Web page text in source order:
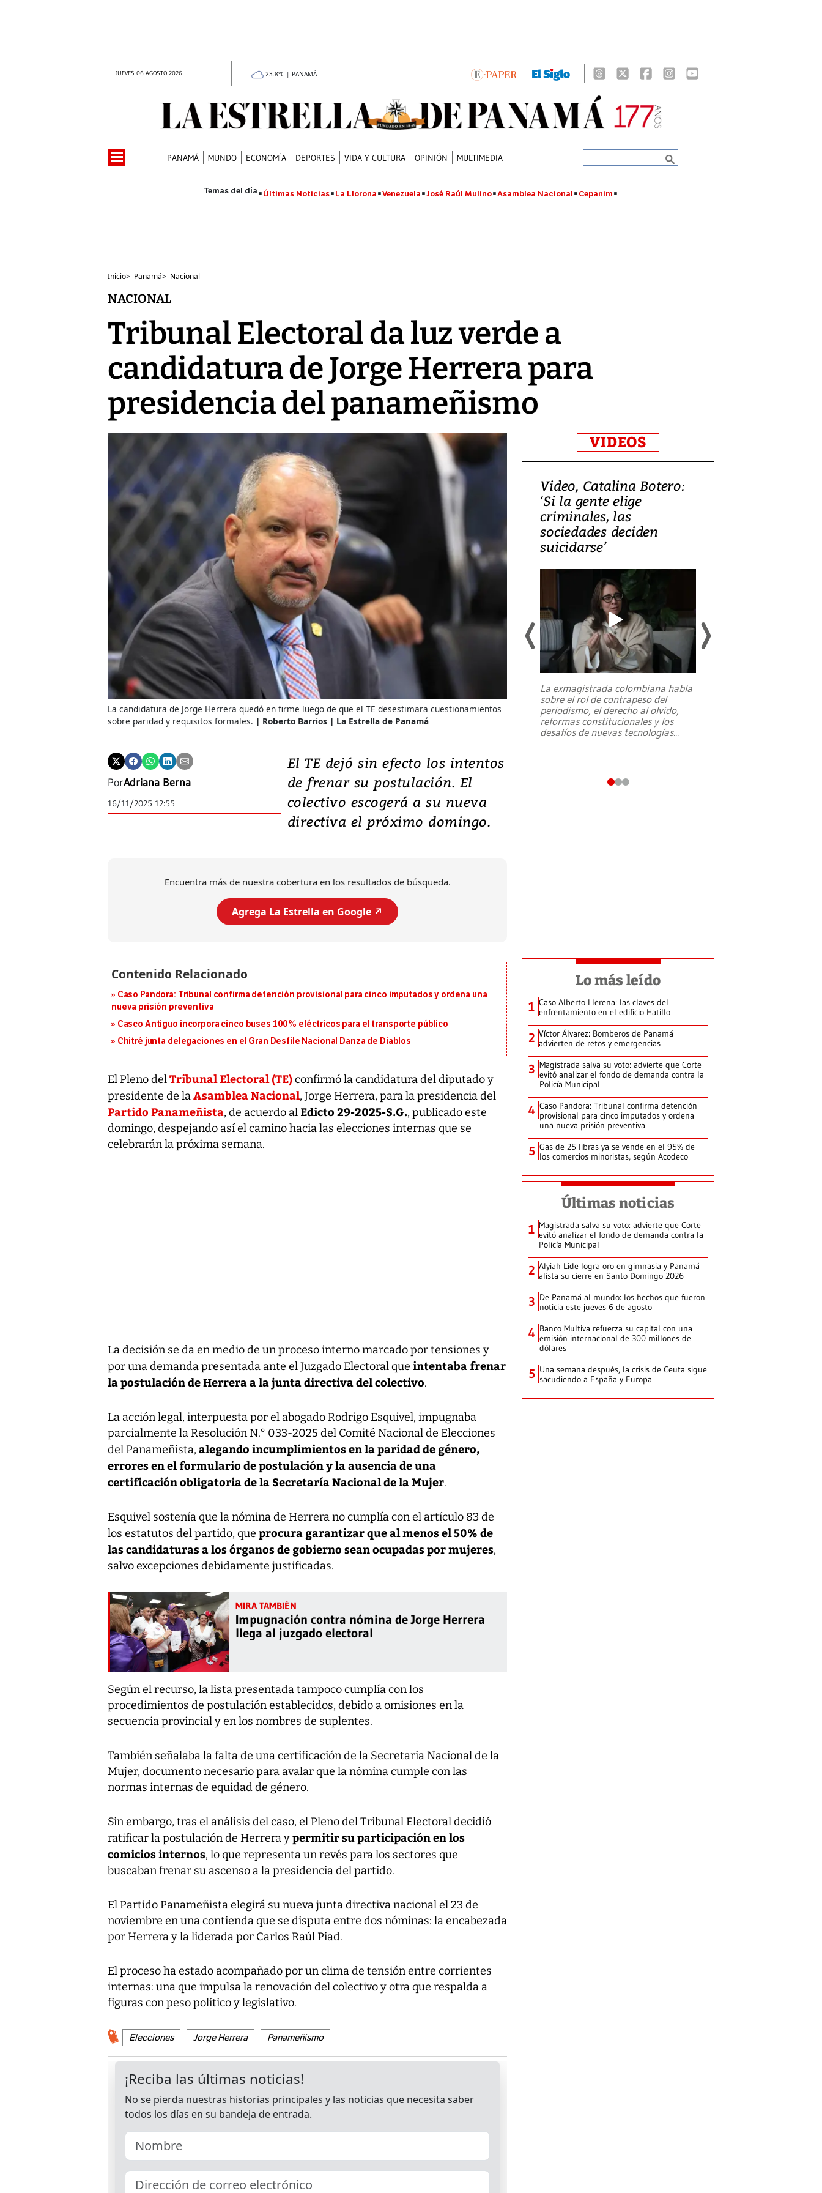
JUEVES 06 AGOSTO 2026 23.8°C | PANAMÁ
PANAMÁ MUNDO ECONOMÍA DEPORTES VIDA Y CULTURA OPINIÓN MULTIMEDIA
Últimas Noticias La Llorona Venezuela José Raúl Mulino Asamblea Nacional Cepanim
Inicio> Panamá> Nacional
NACIONAL
Tribunal Electoral da luz verde a
candidatura de Jorge Herrera para
presidencia del panameñismo
La candidatura de Jorge Herrera quedó en firme luego de que el TE desestimara cuestionamientos
sobre paridad y requisitos formales.
Roberto Barrios | La Estrella de Panamá
PorAdriana Berna
16/11/2025 12:55
El TE dejó sin efecto los intentos
de frenar su postulación. El
colectivo escogerá a su nueva
directiva el próximo domingo.
Encuentra más de nuestra cobertura en los resultados de búsqueda.
Agrega La Estrella en Google ↗️
Caso Pandora: Tribunal confirma detención provisional para cinco imputados y ordena una
nueva prisión preventiva
Casco Antiguo incorpora cinco buses 100% eléctricos para el transporte público
Chitré junta delegaciones en el Gran Desfile Nacional Danza de Diablos
El Pleno delTribunal Electoral (TE)confirmó la candidatura del diputado y
presidente de laAsamblea Nacional, Jorge Herrera, para la presidencia del
Partido Panameñista, de acuerdo al Edicto 29-2025-S.G., publicado este
domingo, despejando así el camino hacia las elecciones internas que se
celebrarán la próxima semana.
La decisión se da en medio de un proceso interno marcado por tensiones y
por una demanda presentada ante el Juzgado Electoral que intentaba frenar
la postulación de Herrera a la junta directiva del colectivo.
La acción legal, interpuesta por el abogado Rodrigo Esquivel, impugnaba
parcialmente la Resolución N.° 033-2025 del Comité Nacional de Elecciones
del Panameñista, alegando incumplimientos en la paridad de género,
errores en el formulario de postulación y la ausencia de una
certificación obligatoria de la Secretaría Nacional de la Mujer.
Esquivel sostenía que la nómina de Herrera no cumplía con el artículo 83 de
los estatutos del partido, que procura garantizar que al menos el 50% de
las candidaturas a los órganos de gobierno sean ocupadas por mujeres,
salvo excepciones debidamente justificadas.
Impugnación contra nómina de Jorge Herrera
llega al juzgado electoral
Según el recurso, la lista presentada tampoco cumplía con los
procedimientos de postulación establecidos, debido a omisiones en la
secuencia provincial y en los nombres de suplentes.
También señalaba la falta de una certificación de la Secretaría Nacional de la
Mujer, documento necesario para avalar que la nómina cumple con las
normas internas de equidad de género.
Sin embargo, tras el análisis del caso, el Pleno del Tribunal Electoral decidió
ratificar la postulación de Herrera ypermitir su participación en los
comicios internos, lo que representa un revés para los sectores que
buscaban frenar su ascenso a la presidencia del partido.
El Partido Panameñista elegirá su nueva junta directiva nacional el 23 de
noviembre en una contienda que se disputa entre dos nóminas: la encabezada
por Herrera y la liderada por Carlos Raúl Piad.
El proceso ha estado acompañado por un clima de tensión entre corrientes
internas: una que impulsa la renovación del colectivo y otra que respalda a
figuras con peso político y legislativo.
Elecciones Jorge Herrera Panameñismo
VIDEOS
Video, Japón: Terremoto
deja heridos y graves
daños en Kumamoto
Un fuerte terremoto de magnitud
7,1 se registró este martes 28 de
al sur de Japón, provocando una
emergencia de gran...
Video, Catalina Botero:
‘Si la gente elige
criminales, las
sociedades deciden
suicidarse’
La exmagistrada colombiana habla
sobre el rol de contrapeso del
periodismo, el derecho al olvido,
reformas constitucionales y los
desafíos de nuevas tecnologías...
Lo más leído
1 Caso Alberto Llerena: las claves del
enfrentamiento en el edificio Hatillo
2 Víctor Álvarez: Bomberos de Panamá
advierten de retos y emergencias
3 Magistrada salva su voto: advierte que Corte
evitó analizar el fondo de demanda contra la
Policía Municipal
4 Caso Pandora: Tribunal confirma detención
provisional para cinco imputados y ordena
una nueva prisión preventiva
5 Gas de 25 libras ya se vende en el 95% de
los comercios minoristas, según Acodeco
Últimas noticias
1 Magistrada salva su voto: advierte que Corte
evitó analizar el fondo de demanda contra la
Policía Municipal
2 Alyiah Lide logra oro en gimnasia y Panamá
alista su cierre en Santo Domingo 2026
3 De Panamá al mundo: los hechos que fueron
noticia este jueves 6 de agosto
4 Banco Multiva refuerza su capital con una
emisión internacional de 300 millones de
dólares
5 Una semana después, la crisis de Ceuta sigue
sacudiendo a España y Europa